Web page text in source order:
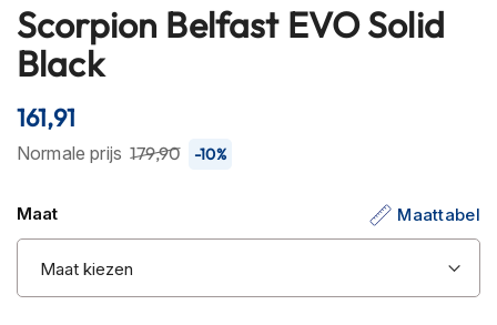
t
o
o
t
h
h
e
e
C
a
Ga
naar
het
van
de
gallerij
Scorpion Belfast EVO Solid
Black
Normale prijs 179,90 -10%
161,91
Maat Maattabel